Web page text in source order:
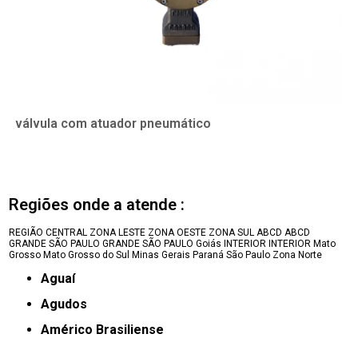
válvula com atuador pneumático
Regiões onde a atende :
REGIÃO CENTRAL ZONA LESTE ZONA OESTE ZONA SUL ABCD ABCD
GRANDE SÃO PAULO GRANDE SÃO PAULO Goiás INTERIOR INTERIOR Mato
Grosso Mato Grosso do Sul Minas Gerais Paraná São Paulo Zona Norte
Aguaí
Agudos
Américo Brasiliense